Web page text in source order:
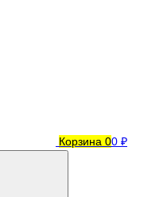
Корзина 00 ₽